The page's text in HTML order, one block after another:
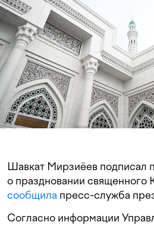
Шавкат Мирзиёев подписал
о праздновании священного
сообщила пресс-служба
Согласно информации